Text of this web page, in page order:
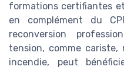
formations certifiantes
en complément du
reconversion
tension, comme
incendie, peut